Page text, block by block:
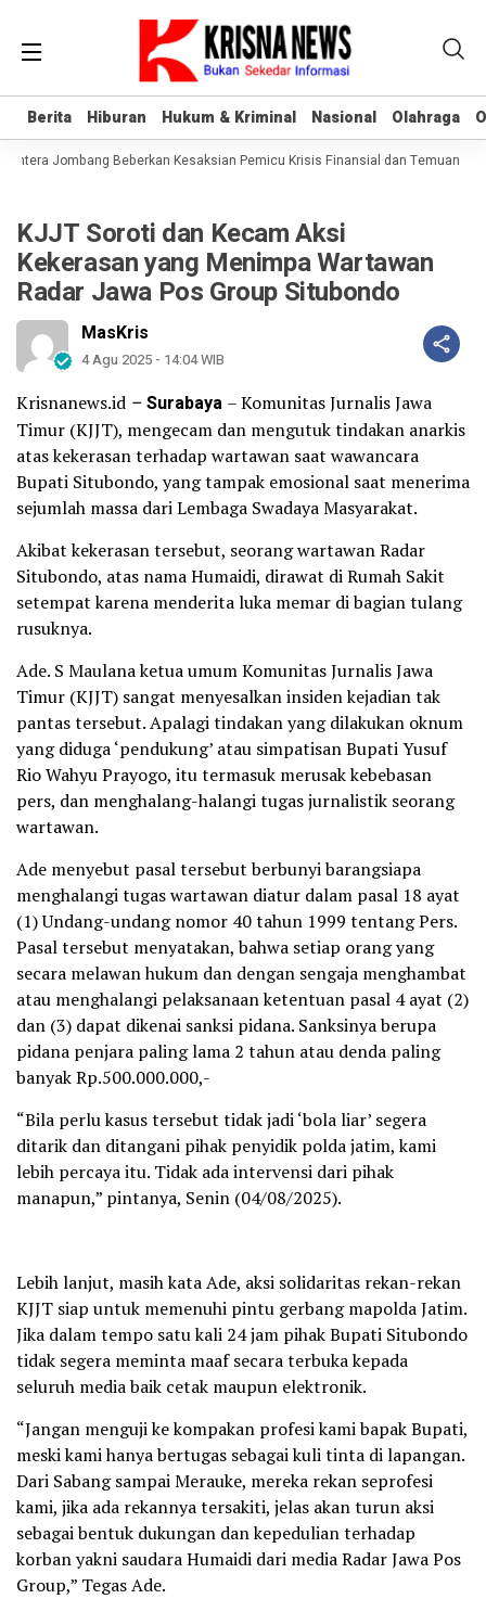
Berita Hiburan Hukum & Kriminal Nasional Olahraga
Berita Hiburan Hukum & Kriminal Nasional Olahraga
Jombang Beberkan Kesaksian Pemicu Krisis Finansial dan Temuan Aset
KJJT Soroti dan Kecam Aksi
Kekerasan yang Menimpa Wartawan
Radar Jawa Pos Group Situbondo
MasKris
4 Agu 2025 - 14:04 WIB
Krisnanews.id –Surabaya – Komunitas Jurnalis Jawa
Timur (KJJT), mengecam dan mengutuk tindakan anarkis
atas kekerasan terhadap wartawan saat wawancara
Bupati Situbondo, yang tampak emosional saat menerima
sejumlah massa dari Lembaga Swadaya Masyarakat.
Akibat kekerasan tersebut, seorang wartawan Radar
Situbondo, atas nama Humaidi, dirawat di Rumah Sakit
setempat karena menderita luka memar di bagian tulang
rusuknya.
Ade. S Maulana ketua umum Komunitas Jurnalis Jawa
Timur (KJJT) sangat menyesalkan insiden kejadian tak
pantas tersebut. Apalagi tindakan yang dilakukan oknum
yang diduga ‘pendukung’ atau simpatisan Bupati Yusuf
Rio Wahyu Prayogo, itu termasuk merusak kebebasan
pers, dan menghalang-halangi tugas jurnalistik seorang
wartawan.
Ade menyebut pasal tersebut berbunyi barangsiapa
menghalangi tugas wartawan diatur dalam pasal 18 ayat
(1) Undang-undang nomor 40 tahun 1999 tentang Pers.
Pasal tersebut menyatakan, bahwa setiap orang yang
secara melawan hukum dan dengan sengaja menghambat
atau menghalangi pelaksanaan ketentuan pasal 4 ayat (2)
dan (3) dapat dikenai sanksi pidana. Sanksinya berupa
pidana penjara paling lama 2 tahun atau denda paling
banyak Rp.500.000.000,-
“Bila perlu kasus tersebut tidak jadi ‘bola liar’ segera
ditarik dan ditangani pihak penyidik polda jatim, kami
lebih percaya itu. Tidak ada intervensi dari pihak
manapun,” pintanya, Senin (04/08/2025).
Lebih lanjut, masih kata Ade, aksi solidaritas rekan-rekan
KJJT siap untuk memenuhi pintu gerbang mapolda Jatim.
Jika dalam tempo satu kali 24 jam pihak Bupati Situbondo
tidak segera meminta maaf secara terbuka kepada
seluruh media baik cetak maupun elektronik.
“Jangan menguji ke kompakan profesi kami bapak Bupati,
meski kami hanya bertugas sebagai kuli tinta di lapangan.
Dari Sabang sampai Merauke, mereka rekan seprofesi
kami, jika ada rekannya tersakiti, jelas akan turun aksi
sebagai bentuk dukungan dan kepedulian terhadap
korban yakni saudara Humaidi dari media Radar Jawa Pos
Group,” Tegas Ade.